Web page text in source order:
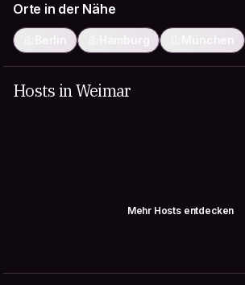
Orte in der Nähe
Berlin Hamburg München
Hosts in Weimar
Mehr Hosts entdecken